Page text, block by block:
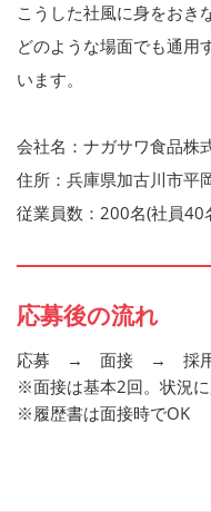
こうした社風に身をおき
どのような場面でも通用
います。
会社名：ナガサワ食品株
住所：兵庫県加古川市平
従業員数：200名(社員40
応募後の流れ
応募 → 面接 → 採
※面接は基本2回。状況
※履歴書は面接時でOK